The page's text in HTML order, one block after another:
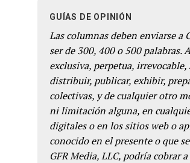
GUÍAS DE OPINIÓN
Las columnas deben enviarse a
ser de 300, 400 o 500 palabras.
exclusiva, perpetua,
distribuir, publicar, exhibir,
colectivas, y de cualquier otro
ni limitación alguna, en
digitales o en los sitios web o
conocido en el presente o que
GFR Media, LLC, podría cobrar